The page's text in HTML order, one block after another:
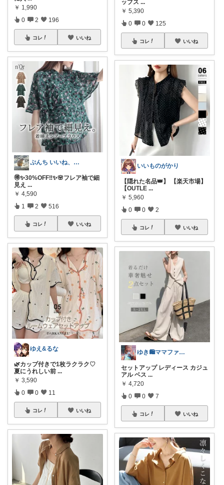
￥ 1,990
0 2 196
コレ いいね
ぷんち いいね、フォロー、購入感謝です
🉐️✨30%OFF‼️✨🌸フレア袖で細
見え ...
￥ 4,590
1 2 516
コレ いいね
ゆえ&るな
🌿カップ付きで1枚ラクラク♡
夏にうれしい前 ...
￥ 3,590
0 0 11
コレ いいね
ップス ...
￥ 5,390
0 0 125
コレ いいね
いいものがかり
【隠れた名品👑】 【楽天市場】
【OUTLE ...
￥ 5,960
0 0 2
コレ いいね
ゆき🛍️ママファッション♡
セットアップ レディース カジュ
アル ベス ...
￥ 4,720
0 0 7
コレ いいね